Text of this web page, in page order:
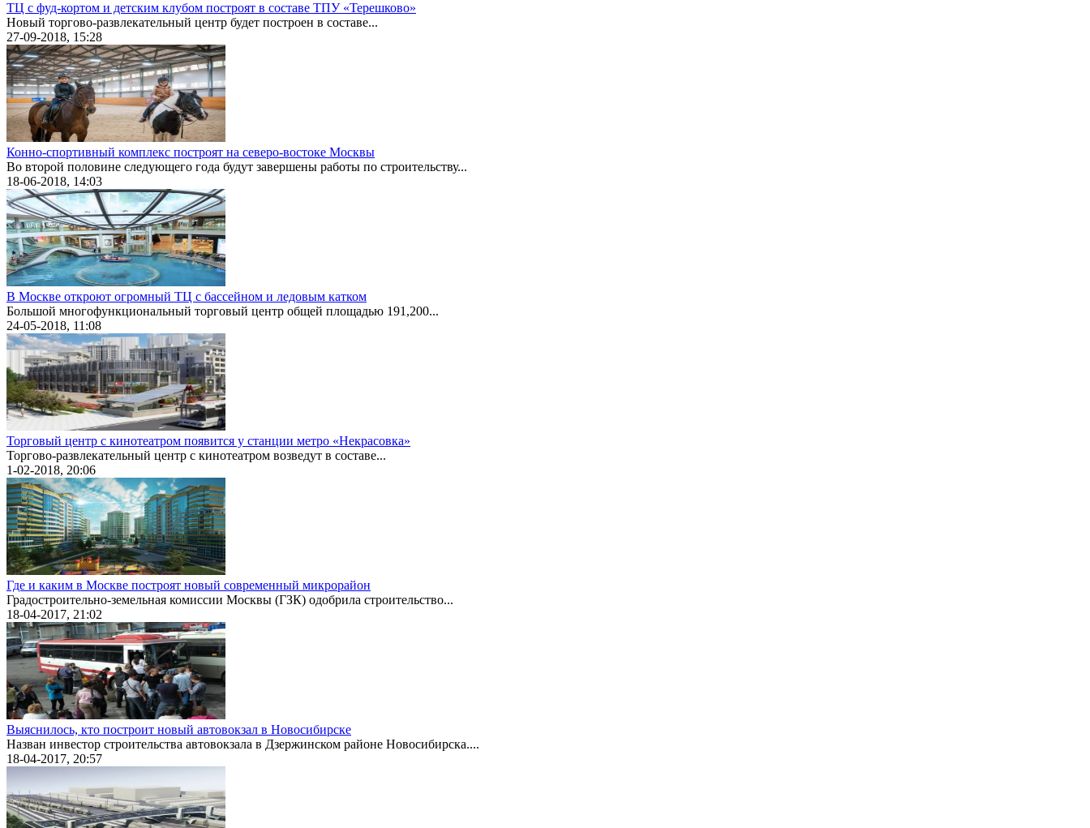
ТЦ с фуд-кортом и детским клубом построят в составе ТПУ «Терешково»
Новый торгово-развлекательный центр будет построен в составе...
27-09-2018, 15:28
Конно-спортивный комплекс построят на северо-востоке Москвы
Во второй половине следующего года будут завершены работы по строительству...
18-06-2018, 14:03
В Москве откроют огромный ТЦ с бассейном и ледовым катком
Большой многофункциональный торговый центр общей площадью 191,200...
24-05-2018, 11:08
Торговый центр с кинотеатром появится у станции метро «Некрасовка»
Торгово-развлекательный центр с кинотеатром возведут в составе...
1-02-2018, 20:06
Где и каким в Москве построят новый современный микрорайон
Градостроительно-земельная комиссии Москвы (ГЗК) одобрила строительство...
18-04-2017, 21:02
Выяснилось, кто построит новый автовокзал в Новосибирске
Назван инвестор строительства автовокзала в Дзержинском районе Новосибирска....
18-04-2017, 20:57